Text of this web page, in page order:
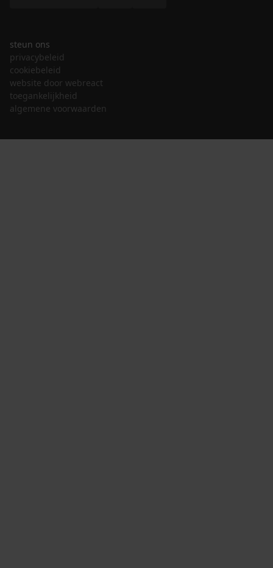
steun ons
privacybeleid
cookiebeleid
website door webreact
toegankelijkheid
algemene voorwaarden